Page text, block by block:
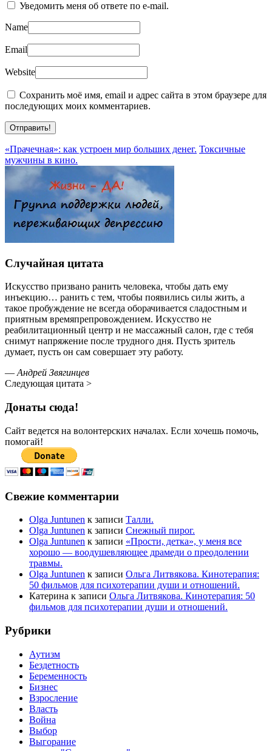
Уведомить меня об ответе по e-mail.
Name
Email
Website
Сохранить моё имя, email и адрес сайта в этом браузере для
последующих моих комментариев.
«Прачечная»: как устроен мир больших денег. Токсичные
мужчины в кино.
Случайная цитата
Искусство призвано ранить человека, чтобы дать ему
инъекцию… ранить с тем, чтобы появились силы жить, а
такое пробуждение не всегда оборачивается сладостным и
приятным времяпрепровождением. Искусство не
реабилитационный центр и не массажный салон, где с тебя
снимут напряжение после трудного дня. Пусть зритель
думает, пусть он сам совершает эту работу.
—Андрей Звягинцев
Следующая цитата >
Донаты сюда!
Сайт ведется на волонтерских началах. Если хочешь помочь,
помогай!
Свежие комментарии
Olga Juntunen к записи Талли.
Olga Juntunen к записи Снежный пирог.
Olga Juntunen к записи «Прости, детка», у меня все
хорошо — воодушевляющее драмеди о преодолении
травмы.
Olga Juntunen к записи Ольга Литвякова. Кинотерапия:
50 фильмов для психотерапии души и отношений.
Катерина к записи Ольга Литвякова. Кинотерапия: 50
фильмов для психотерапии души и отношений.
Рубрики
Аутизм
Бездетность
Беременность
Бизнес
Взросление
Власть
Война
Выбор
Выгорание